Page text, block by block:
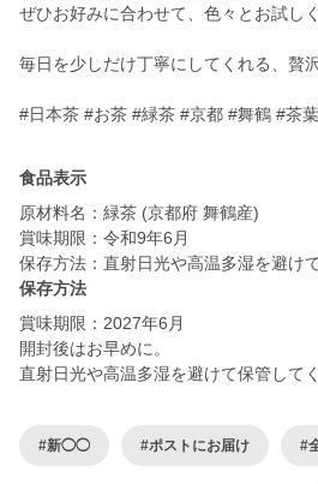
ぜひお好みに合わせて、色々とお試し
毎日を少しだけ丁寧にしてくれる、贅
#日本茶 #お茶 #緑茶 #京都 #舞鶴 #茶
食品表示
原材料名：緑茶 (京都府 舞鶴産)
賞味期限：令和9年6月
保存方法：直射日光や高温多湿を避け
保存方法
賞味期限：2027年6月
開封後はお早めに。
直射日光や高温多湿を避けて保管して
#新◯◯ #ポストにお届け #